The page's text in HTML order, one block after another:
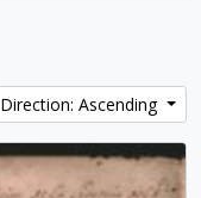
Direction: Ascending